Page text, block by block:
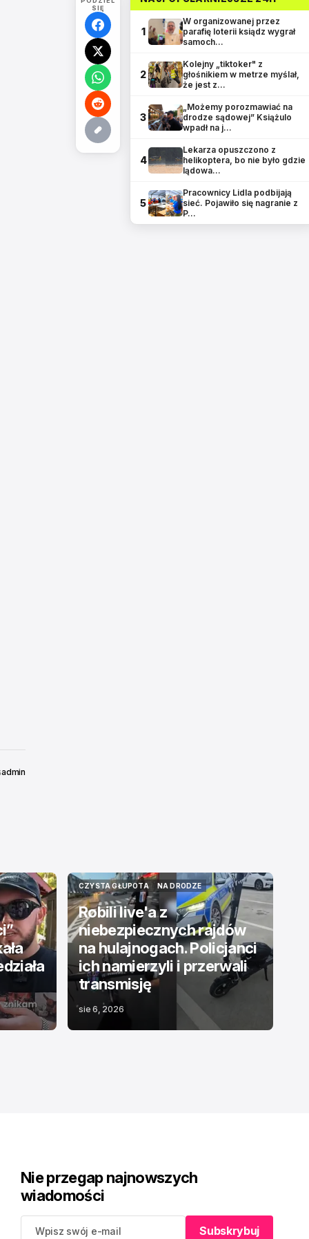
admin
CZYSTA GŁUPOTA
CZYSTA GŁUPOTA
NA DRODZE
NA DRODZE
Robili live'a z
niebezpiecznych rajdów
na hulajnogach. Policjanci
ich namierzyli i przerwali
transmisję
sie 6, 2026
Nie przegap najnowszych
wiadomości
Subskrybuj
SIĘ
1
W organizowanej przez
parafię loterii ksiądz wygrał
samoch…
2
Kolejny „tiktoker" z
głośnikiem w metrze myślał,
że jest z…
3
„Możemy porozmawiać na
drodze sądowej” Książulo
wpadł na j…
4
Lekarza opuszczono z
helikoptera, bo nie było gdzie
lądowa…
5
Pracownicy Lidla podbijają
sieć. Pojawiło się nagranie z
P…